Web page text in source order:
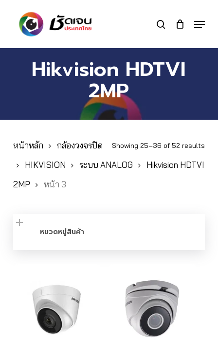
search Menu
Hikvision HDTVI
2MP
Showing 25–36 of 52 results
หน้าหลัก
กล้องวงจรปิด
HIKVISION
ระบบ ANALOG
Hikvision HDTVI
2MP
หน้า 3
หมวดหมู่สินค้า
Close